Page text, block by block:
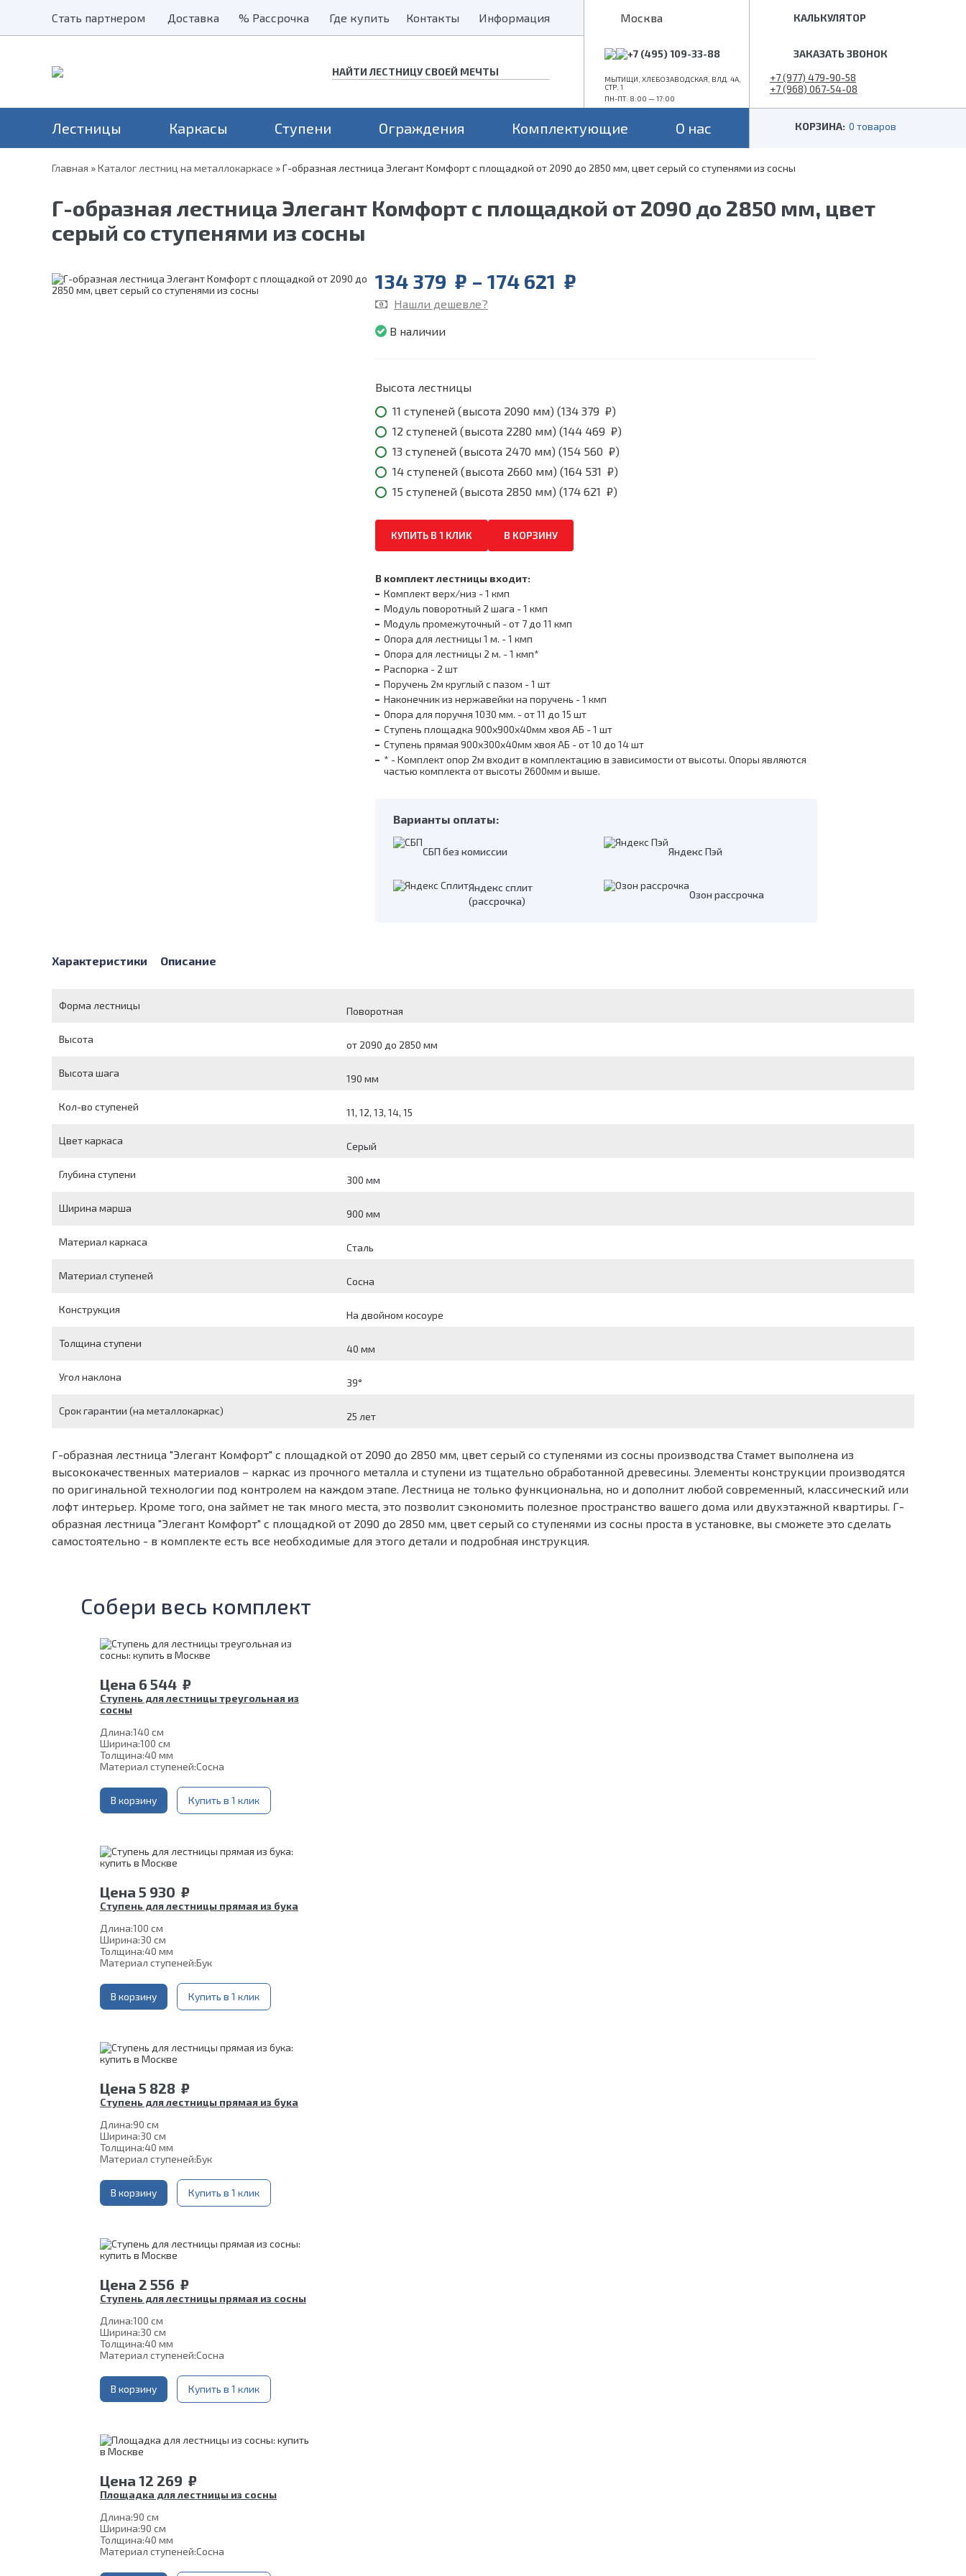
Стать партнером
Стать партнером Доставка
Доставка % Рассрочка
% Рассрочка Где купить
Где купить Контакты
Контакты Информация
Информация Москва КАЛЬКУЛЯТОР
+7 (495) 109-33-88
МЫТИЩИ, ХЛЕБОЗАВОДСКАЯ, ВЛД. 4А,
СТР. 1
ПН-ПТ: 8:00 — 17:00
ЗАКАЗАТЬ ЗВОНОК
+7 (977) 479-90-58
+7 (968) 067-54-08
info@superlestnica.com
Лестницы
Серия Престиж
Серия Элегант
Серия Престиж Мини
Лестницы на второй этаж
В дом
На дачу
Уличные лестницы
На монокосоуре
На 2 косоурах
Прямые лестницы
Г-образные
Для средних проемов
Для больших проемов
Черные
Белые
Классические
Каркасы Ступени Ограждения
Столбы
Перила и поручни
Металлические ограждения
Комплектующие О нас КОРЗИНА: 0 товаров
Главная »Каталог лестниц на металлокаркасе »Г-образная лестница Элегант Комфорт с площадкой от 2090 до 2850 мм, цвет серый со ступенями из сосны
Г-образная лестница Элегант Комфорт с площадкой от 2090 до 2850 мм, цвет
серый со ступенями из сосны
134 379 ₽ – 174 621 ₽
₽
Нашли дешевле?
В наличии
Высота лестницы
11 ступеней (высота 2090 мм) (134 379 ₽)
12 ступеней (высота 2280 мм) (144 469 ₽)
13 ступеней (высота 2470 мм) (154 560 ₽)
14 ступеней (высота 2660 мм) (164 531 ₽)
15 ступеней (высота 2850 мм) (174 621 ₽)
КУПИТЬ В 1 КЛИК В КОРЗИНУ
В комплект лестницы входит:
Комплект верх/низ - 1 кмп
Модуль поворотный 2 шага - 1 кмп
Модуль промежуточный - от 7 до 11 кмп
Опора для лестницы 1 м. - 1 кмп
Опора для лестницы 2 м. - 1 кмп*
Распорка - 2 шт
Поручень 2м круглый с пазом - 1 шт
Наконечник из нержавейки на поручень - 1 кмп
Опора для поручня 1030 мм. - от 11 до 15 шт
Ступень площадка 900х900х40мм хвоя АБ - 1 шт
Ступень прямая 900х300х40мм хвоя АБ - от 10 до 14 шт
* - Комплект опор 2м входит в комплектацию в зависимости от высоты. Опоры являются
частью комплекта от высоты 2600мм и выше.
Варианты оплаты:
СБП без комиссии Яндекс Пэй
Яндекс сплит
(рассрочка)
Озон рассрочка
Характеристики Описание
Форма лестницы Поворотная
Высота от 2090 до 2850 мм
Высота шага 190 мм
Кол-во ступеней 11, 12, 13, 14, 15
Цвет каркаса Серый
Глубина ступени 300 мм
Ширина марша 900 мм
Материал каркаса Сталь
Материал ступеней Сосна
Конструкция На двойном косоуре
Толщина ступени 40 мм
Угол наклона 39°
Срок гарантии (на металлокаркас) 25 лет
Г-образная лестница "Элегант Комфорт" с площадкой от 2090 до 2850 мм, цвет серый со ступенями из сосны производства Стамет выполнена из
высококачественных материалов – каркас из прочного металла и ступени из тщательно обработанной древесины. Элементы конструкции производятся
по оригинальной технологии под контролем на каждом этапе. Лестница не только функциональна, но и дополнит любой современный, классический или
лофт интерьер. Кроме того, она займет не так много места, это позволит сэкономить полезное пространство вашего дома или двухэтажной квартиры. Г-
образная лестница "Элегант Комфорт" с площадкой от 2090 до 2850 мм, цвет серый со ступенями из сосны проста в установке, вы сможете это сделать
самостоятельно - в комплекте есть все необходимые для этого детали и подробная инструкция.
Собери весь комплект
Цена 6 544 ₽
Ступень для лестницы треугольная из
сосны
Длина:140 см
Ширина:100 см
Толщина:40 мм
Материал ступеней:Сосна
В корзину Купить в 1 клик
Цена 5 930 ₽
Ступень для лестницы прямая из бука
Длина:100 см
Ширина:30 см
Толщина:40 мм
Материал ступеней:Бук
В корзину Купить в 1 клик
Цена 5 828 ₽
Ступень для лестницы прямая из бука
Длина:90 см
Ширина:30 см
Толщина:40 мм
Материал ступеней:Бук
В корзину Купить в 1 клик
Цена 2 556 ₽
Ступень для лестницы прямая из сосны
Длина:100 см
Ширина:30 см
Толщина:40 мм
Материал ступеней:Сосна
В корзину Купить в 1 клик
Цена 12 269 ₽
Площадка для лестницы из сосны
Длина:90 см
Ширина:90 см
Толщина:40 мм
Материал ступеней:Сосна